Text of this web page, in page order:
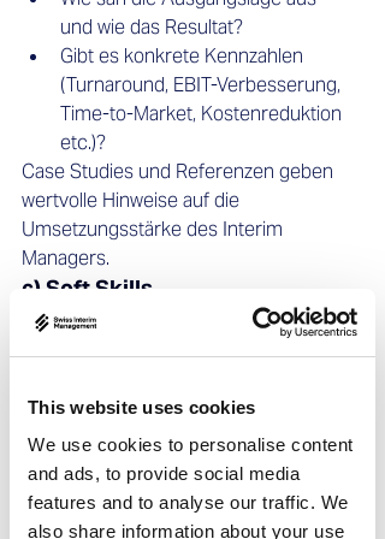
This website uses cookies
We use cookies to personalise content
and ads, to provide social media
features and to analyse our traffic. We
also share information about your use
und wie das Resultat?
Gibt es konkrete Kennzahlen
(Turnaround, EBIT-Verbesserung,
Time-to-Market, Kostenreduktion
etc.)?
Case Studies und Referenzen geben
wertvolle Hinweise auf die
Umsetzungsstärke des Interim
Managers.
c) Soft Skills
Neben der Fachkompetenz sind die
persönlichen Fähigkeiten entscheidend:
Person Teams in anspruchsvollen
Situationen orientieren, motivieren
und mitnehmen?
Kommunikationsfähigkeit:
Gelingt
es, komplexe Inhalte klar,